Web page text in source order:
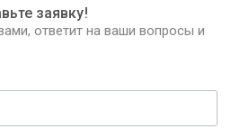
заявку!
ответит на ваши вопросы и